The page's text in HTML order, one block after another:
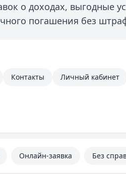
о доходах, выгодные
погашения без
Контакты Личный кабинет
Онлайн-заявка Без